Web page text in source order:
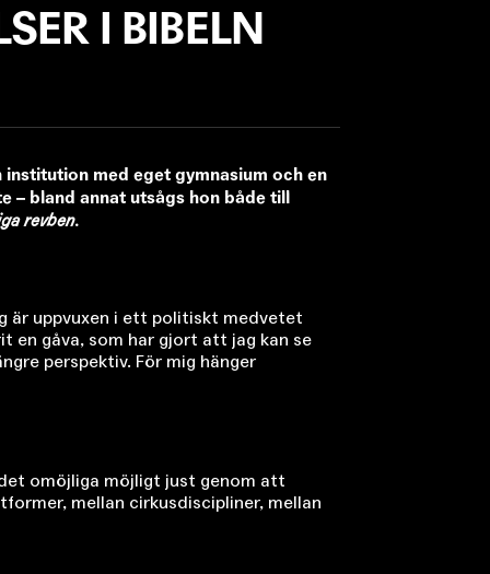
I BIBELN
med eget gymnasium och en
– bland annat utsågs hon både till
revben.
är uppvuxen i ett politiskt medvetet
en gåva, som har gjort att jag kan se
perspektiv. För mig hänger
omöjliga möjligt just genom att
mellan cirkusdiscipliner, mellan